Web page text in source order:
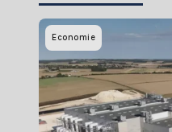
Economie